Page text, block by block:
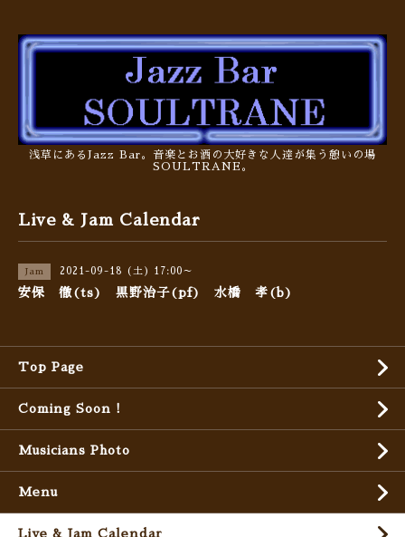
浅草にあるJazz Bar。音楽とお酒の大好きな人達が集う憩いの場
SOULTRANE。
Live & Jam Calendar
Jam 2021-09-18 (土) 17:00～
安保 徹(ts) 黒野治子(pf) 水橋 孝(b)
Top Page
Coming Soon !
Musicians Photo
Menu
Live & Jam Calendar